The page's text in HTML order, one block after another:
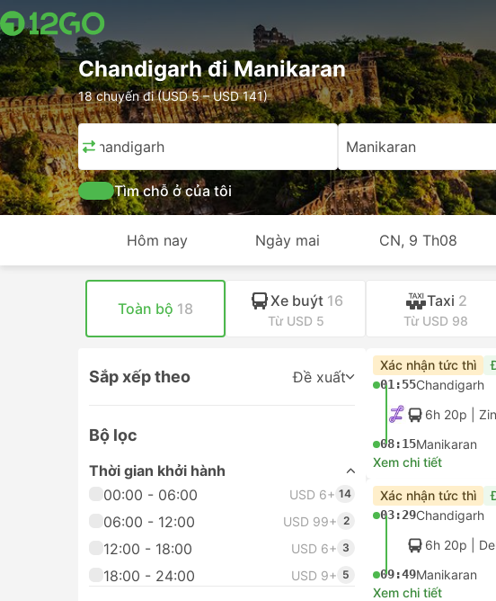
Chandigarh đi Manikaran
18 chuyến đi (USD 5 – USD 141)
Chandigarh Manikaran
Tìm chỗ ở của tôi
Hôm nay Ngày mai CN, 9 Th08
Toàn bộ 18 Xe buýt 16
Từ USD 5
Taxi 2
Từ USD 98
Sắp xếp theo Đề xuất
Bộ lọc
Thời gian khởi hành
00:00 - 06:00
USD 6+ 14
06:00 - 12:00 USD 99+ 2
12:00 - 18:00 USD 6+ 3
18:00 - 24:00 USD 9+ 5
Xác nhận tức thì
01:55Chandigarh
6h 20p |
08:15Manikaran
Xem chi tiết
Xác nhận tức thì
03:29Chandigarh
6h 20p |
09:49Manikaran
Xem chi tiết